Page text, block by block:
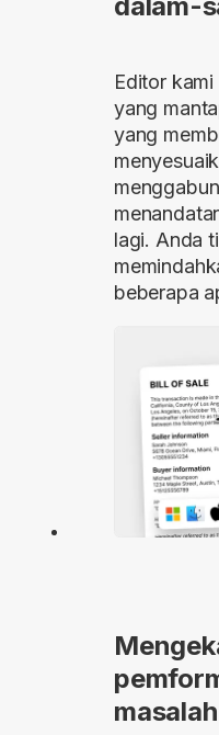
Editor
yang
yang
lagi. Anda
beberapa
masalah